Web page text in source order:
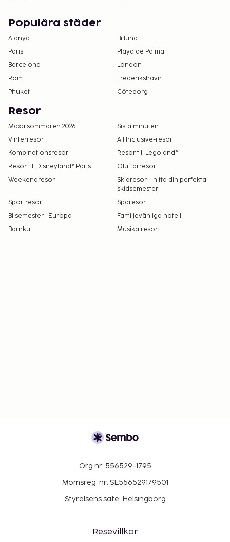
Populära städer
Alanya
Billund
Paris
Playa de Palma
Barcelona
London
Rom
Frederikshavn
Phuket
Göteborg
Resor
Maxa sommaren 2026
Sista minuten
Vinterresor
All Inclusive-resor
Kombinationsresor
Resor till Legoland®
Resor till Disneyland® Paris
Öluffarresor
Weekendresor
Skidresor – hitta din perfekta
skidsemester
Sportresor
Sparesor
Bilsemester i Europa
Familjevänliga hotell
Barnkul
Musikalresor
Org nr: 556529-1795
Momsreg. nr: SE556529179501
Styrelsens säte: Helsingborg
Resevillkor